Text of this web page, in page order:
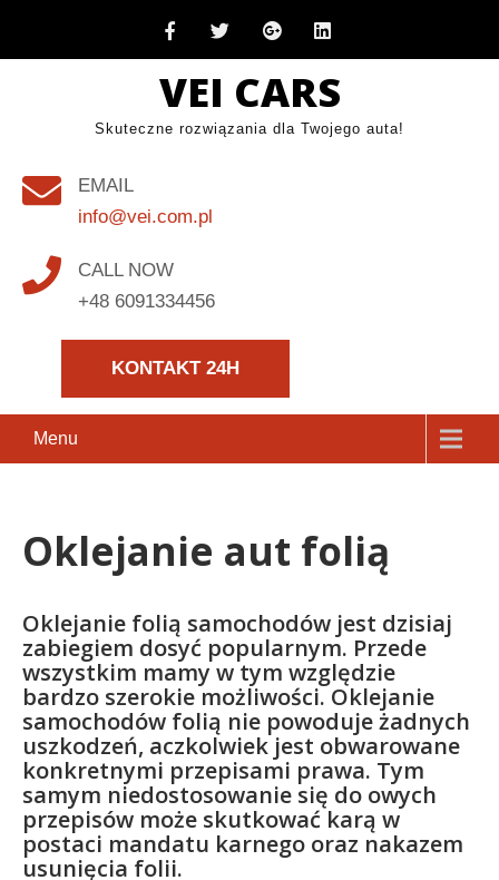
VEI CARS
Skuteczne rozwiązania dla Twojego auta!
EMAIL
info@vei.com.pl
CALL NOW
+48 6091334456
KONTAKT 24H
Menu
Oklejanie aut folią
Oklejanie folią samochodów jest dzisiaj
zabiegiem dosyć popularnym. Przede
wszystkim mamy w tym względzie
bardzo szerokie możliwości. Oklejanie
samochodów folią nie powoduje żadnych
uszkodzeń, aczkolwiek jest obwarowane
konkretnymi przepisami prawa. Tym
samym niedostosowanie się do owych
przepisów może skutkować karą w
postaci mandatu karnego oraz nakazem
usunięcia folii.